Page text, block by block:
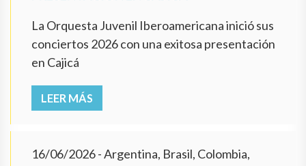
La Orquesta Juvenil Iberoamericana inició sus
conciertos 2026 con una exitosa presentación
en Cajicá
LEER MÁS
16/06/2026- Argentina, Brasil, Colombia,